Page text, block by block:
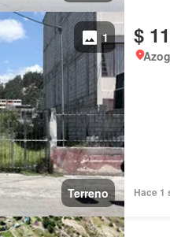
Terreno
1 $
Hace 1